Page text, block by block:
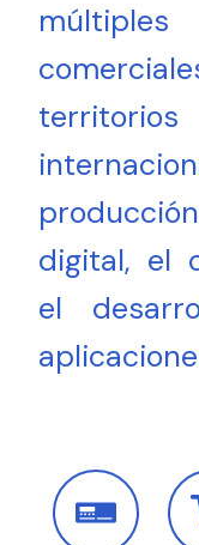
digital, el
el